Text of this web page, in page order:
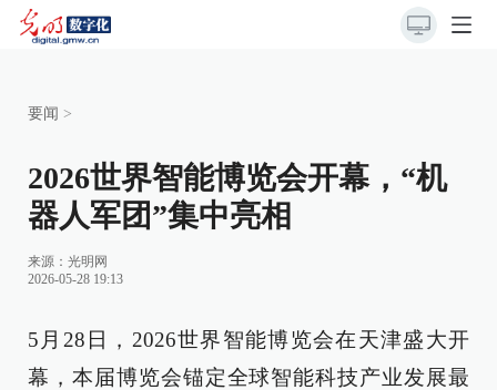
要闻 >
2026世界智能博览会开幕，“机
器人军团”集中亮相
来源： 光明网
2026-05-28 19:13
5月28日，2026世界智能博览会在天津盛大开
幕，本届博览会锚定全球智能科技产业发展最